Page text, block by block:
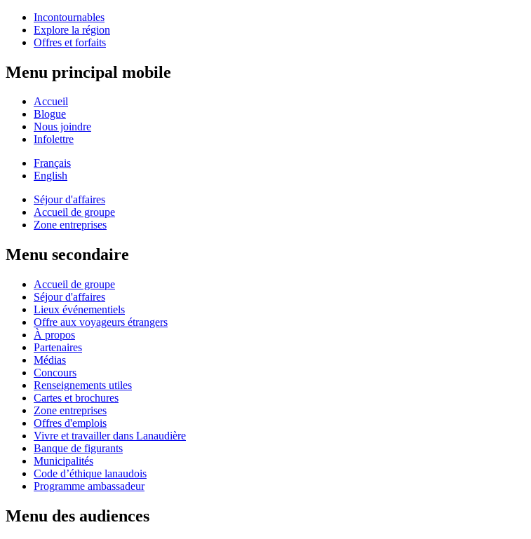
Incontournables
Explore la région
Offres et forfaits
Menu principal mobile
Accueil
Blogue
Nous joindre
Infolettre
Français
English
Séjour d'affaires
Accueil de groupe
Zone entreprises
Menu secondaire
Accueil de groupe
Séjour d'affaires
Lieux événementiels
Offre aux voyageurs étrangers
À propos
Partenaires
Médias
Concours
Renseignements utiles
Cartes et brochures
Zone entreprises
Offres d'emplois
Vivre et travailler dans Lanaudière
Banque de figurants
Municipalités
Code d’éthique lanaudois
Programme ambassadeur
Menu des audiences